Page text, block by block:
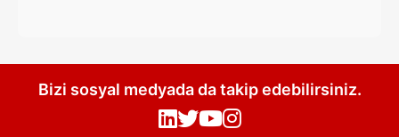
Bizi sosyal medyada da takip edebilirsiniz.